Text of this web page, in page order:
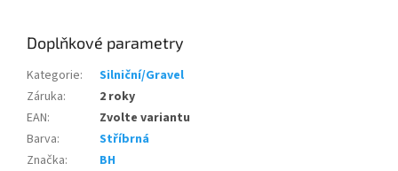
Doplňkové parametry
Kategorie:
Silniční/Gravel
Záruka:
2 roky
EAN:
Zvolte variantu
Barva:
Stříbrná
Značka:
BH